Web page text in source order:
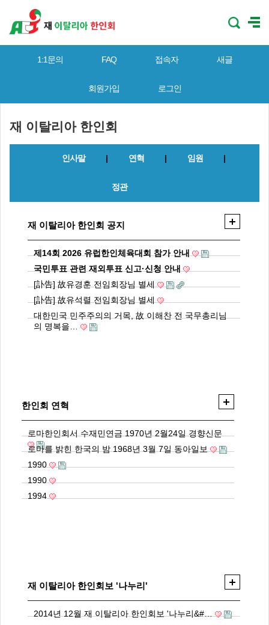
1:1문의 FAQ 접속자 새글
회원가입 로그인
재 이탈리아 한인회
인사말 | 연혁 | 임원 |
정관
재 이탈리아 한인회 공지
제14회 2026 유럽한인체육대회 참가 안내
국민투표 관련 재외투표 신고·신청 안내
[訃告] 故유경훈 전임회장님 별세
[訃告] 故유석렬 전임회장님 별세
대한민국 민주주의의 거목, 故 이해찬 전 국무총리님
의 명복을…
한인회 연혁
로마한인회서 수재민연금 1970년 2월24일 경향신문
로마를 밝힌 한국의 밤 1968년 3월 7일 동아일보
1990
1990
1994
재 이탈리아 한인회보 '나누리'
2014년 12월 재 이탈리아 한인회보 '나누리&#…